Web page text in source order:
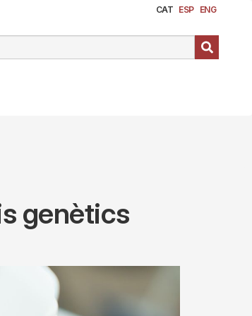
CAT ESP ENG
genètics